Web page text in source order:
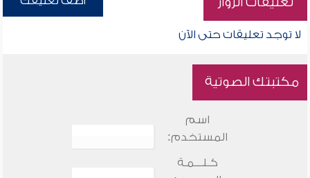
لا توجد تعليقات حتى الآن
مكتبتك الصوتية
اسم
المستخدم:
كـلـــمـة